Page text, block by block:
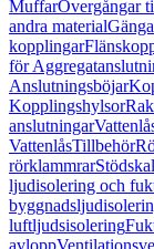
MuffarÖvergångar
andra material
kopplingar
för
Anslutningsböjar
Kopplingshylsor
anslutningar
VattenlåsTillbehör
rörklammrarStödskal
ljudisolering och
luftljudsisolering
avlopp